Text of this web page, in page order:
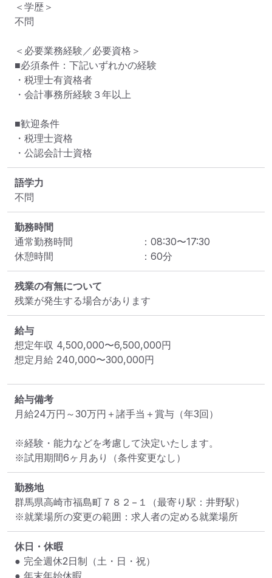
＜学歴＞
不問
＜必要業務経験／必要資格＞
■必須条件：下記いずれかの経験
・税理士有資格者
・会計事務所経験３年以上
■歓迎条件
・税理士資格
・公認会計士資格
語学力
不問
勤務時間
通常勤務時間
： 08:30〜17:30
休憩時間
： 60分
残業の有無について
残業が発生する場合があります
給与
想定年収 4,500,000〜6,500,000円
想定月給 240,000〜300,000円
給与備考
月給24万円～30万円＋諸手当＋賞与（年3回）
※経験・能力などを考慮して決定いたします。
※試用期間6ヶ月あり（条件変更なし）
勤務地
群馬県高崎市福島町７８２−１
（最寄り駅：井野駅）
※就業場所の変更の範囲：求人者の定める就業場所
休日・休暇
● 完全週休2日制（土・日・祝）